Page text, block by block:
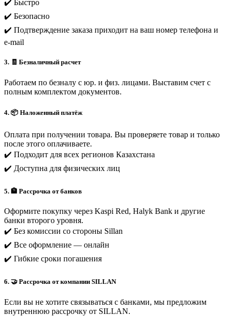
✔️ Быстро
✔️ Безопасно
✔️ Подтверждение заказа приходит на ваш номер телефона и
e-mail
3. 🧾 Безналичный расчет
Работаем по безналу с юр. и физ. лицами. Выставим счет с
полным комплектом документов.
4. 📦 Наложенный платёж
Оплата при получении товара. Вы проверяете товар и только
после этого оплачиваете.
✔️ Подходит для всех регионов Казахстана
✔️ Доступна для физических лиц
5. 🏦 Рассрочка от банков
Оформите покупку через Kaspi Red, Halyk Bank и другие
банки второго уровня.
✔️ Без комиссии со стороны Sillan
✔️ Все оформление — онлайн
✔️ Гибкие сроки погашения
6. 🤝 Рассрочка от компании SILLAN
Если вы не хотите связываться с банками, мы предложим
внутреннюю рассрочку от SILLAN.